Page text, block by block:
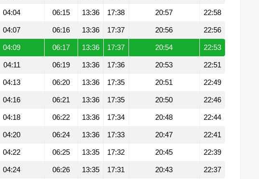
04:04 06:15 13:36 17:38 20:57 22:58
04:07 06:16 13:36 17:37 20:56 22:56
04:09 06:17 13:36 17:37 20:54 22:53
04:11 06:19 13:36 17:36 20:53 22:51
04:13 06:20 13:36 17:35 20:51 22:49
04:16 06:21 13:36 17:35 20:50 22:46
04:18 06:22 13:36 17:34 20:48 22:44
04:20 06:24 13:36 17:33 20:47 22:41
04:22 06:25 13:35 17:32 20:45 22:39
04:24 06:26 13:35 17:31 20:43 22:37